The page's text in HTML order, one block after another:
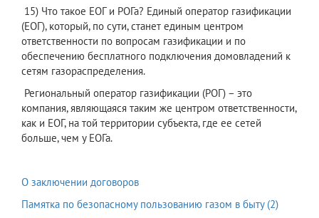
15) Что такое ЕОГ и РОГа? Единый оператор газификации
(ЕОГ), который, по сути, станет единым центром
ответственности по вопросам газификации и по
обеспечению бесплатного подключения домовладений к
сетям газораспределения.
Региональный оператор газификации (РОГ) – это
компания, являющаяся таким же центром ответственности,
как и ЕОГ, на той территории субъекта, где ее сетей
больше, чем у ЕОГа.
О заключении договоров
Памятка по безопасному пользованию газом в быту (2)